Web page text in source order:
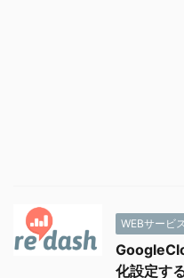
WEBサービ
化設定す